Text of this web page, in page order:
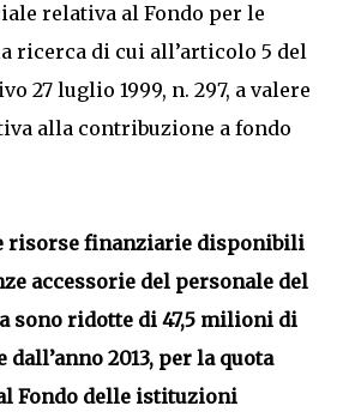
relativa al Fondo per le
ricerca di cui all’articolo 5 del
27 luglio 1999, n. 297, a valere
alla contribuzione a fondo
risorse finanziarie disponibili
accessorie del personale del
sono ridotte di 47,5 milioni di
dall’anno 2013, per la quota
Fondo delle istituzioni